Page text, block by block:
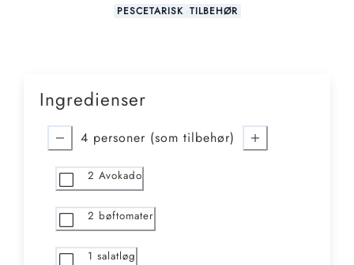
PESCETARISK TILBEHØR
Ingredienser
4 personer (som tilbehør)
2 Avokado
2 bøftomater
1 salatløg